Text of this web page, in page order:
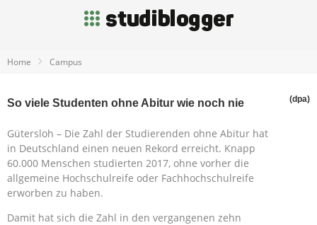
Home Campus
So viele Studenten ohne Abitur wie noch nie (dpa)
Gütersloh – Die Zahl der Studierenden ohne Abitur hat
in Deutschland einen neuen Rekord erreicht. Knapp
60.000 Menschen studierten 2017, ohne vorher die
allgemeine Hochschulreife oder Fachhochschulreife
erworben zu haben.
Damit hat sich die Zahl in den vergangenen zehn